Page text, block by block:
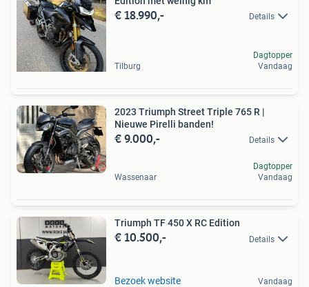
€ 18.990,- Details
Tilburg
Dagtopper
Vandaag
2023 Triumph Street Triple 765 R |
Nieuwe Pirelli banden!
€ 9.000,- Details
Wassenaar
Dagtopper
Vandaag
Triumph TF 450 X RC Edition
€ 10.500,- Details
Bezoek website Vandaag